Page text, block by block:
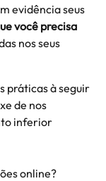
evidência seus
você precisa
nos seus
práticas à seguir
de nos
inferior
online?